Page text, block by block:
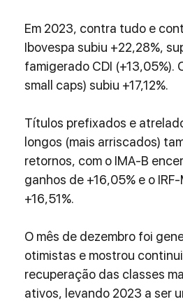
Em 2023, contra tudo e
Ibovespa subiu +22,28%,
famigerado CDI (+13,05%).
small caps) subiu +17,12%.
Títulos prefixados e
longos (mais arriscados)
retornos, com o IMA-B
ganhos de +16,05% e o
+16,51%.
O mês de dezembro foi
otimistas e mostrou
recuperação das classes
ativos, levando 2023 a ser